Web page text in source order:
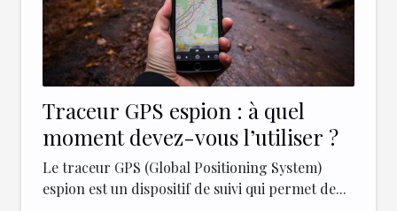
Traceur GPS espion : à quel
moment devez-vous l’utiliser ?
Le traceur GPS (Global Positioning System)
espion est un dispositif de suivi qui permet de...